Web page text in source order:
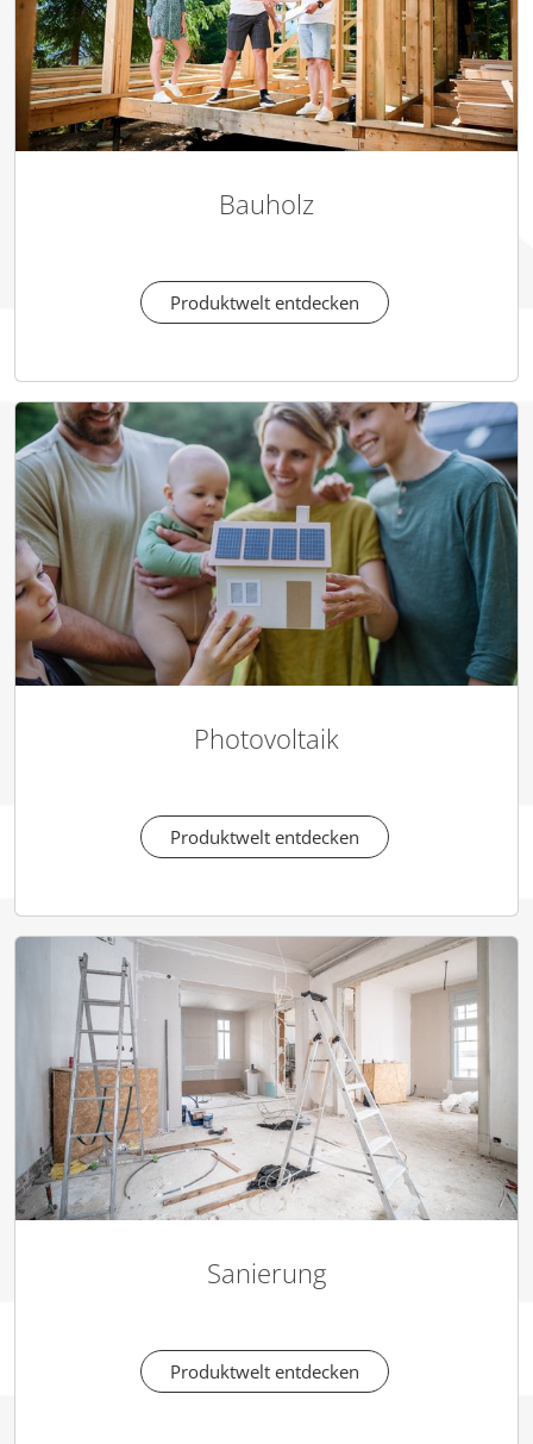
Bauholz
Produktwelt entdecken
Photovoltaik
Produktwelt entdecken
Sanierung
Produktwelt entdecken